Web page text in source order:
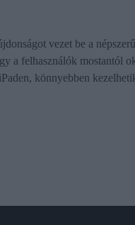
vezet be a
a felhasználók mostantól
könnyebben